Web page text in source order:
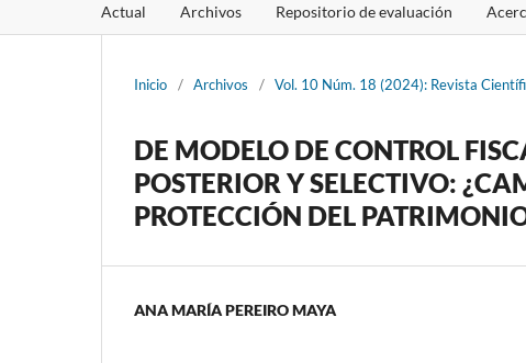
Actual Archivos Repositorio de evaluación
Inicio / Archivos / Vol. 10 Núm. 18 (2024): Revista
DE MODELO DE CONTROL
POSTERIOR Y SELECTIVO:
PROTECCIÓN DEL
ANA MARÍA PEREIRO MAYA